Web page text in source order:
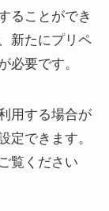
ることができ
新たにプリペ
必要です。
用する場合が
定できます。
覧ください